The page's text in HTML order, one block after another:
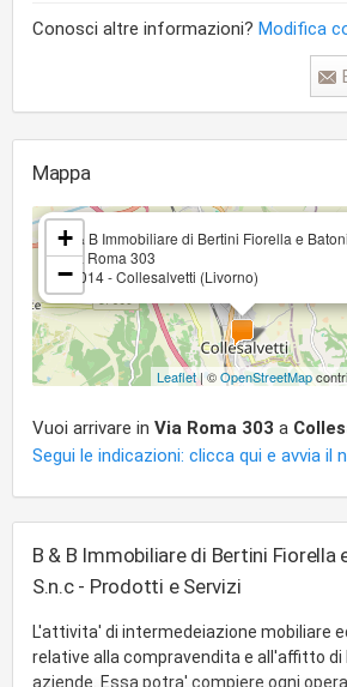
Conosci altre informazioni? Modifica
Mappa
B & B Immobiliare di Bertini Fiorella e Batoni
Via Roma 303
57014 - Collesalvetti (Livorno)
+
−
Leaflet| ©OpenStreetMap
Vuoi arrivare in Via Roma 303 a
Segui le indicazioni: clicca qui e avvia il
B & B Immobiliare di Bertini Fiorella
S.n.c - Prodotti e Servizi
L'attivita' di intermedeiazione mobiliare
relative alla compravendita e all'affitto di
aziende. Essa potra' compiere ogni